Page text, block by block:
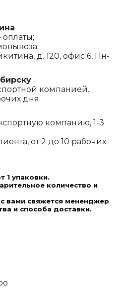
оплаты;
д. 120, офис 6, Пн-
компанией.
дня.
компанию, 1-3
от 2 до 10 рабочих
1 упаковки.
количество и
вами свяжется мененджер
и способа доставки.